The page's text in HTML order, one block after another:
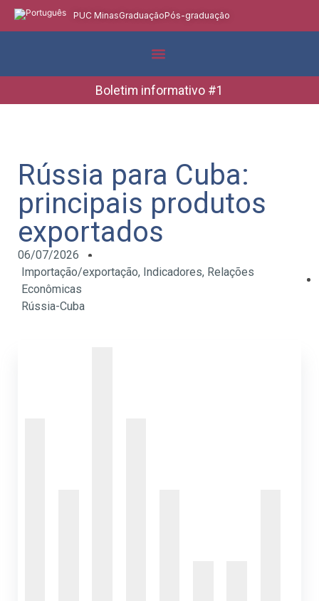
PUC MinasGraduaçãoPós-graduação
Boletim informativo #1
Rússia para Cuba:
principais produtos
exportados
06/07/2026
Importação/exportação, Indicadores, Relações
Econômicas
Rússia-Cuba